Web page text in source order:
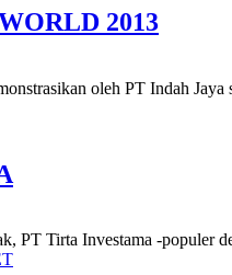
2013
oleh PT Indah Jaya
PT Tirta Investama -populer